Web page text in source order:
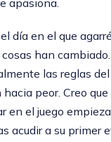
apasiona.
día en el que
han
las reglas
peor. Creo
en el juego
acudir a su primer